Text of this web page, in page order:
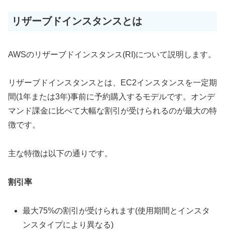
リザーブドインスタンスとは
AWSのリザーブドインスタンス(RI)について説明します。
リザーブドインスタンスとは、EC2インスタンスを一定期
間(1年または3年)事前に予約購入するモデルです。オンデ
マンド課金に比べて大幅な割引が受けられるのが最大の特
徴です。
主な特徴は以下の通りです。
割引率
最大75%の割引が受けられます(使用期間とインスタ
ンスタイプにより異なる)